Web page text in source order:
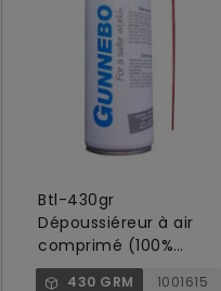
Btl-430gr
Dépoussiéreur à air
comprimé (100%
ininflammable)
430 GRM 1001615